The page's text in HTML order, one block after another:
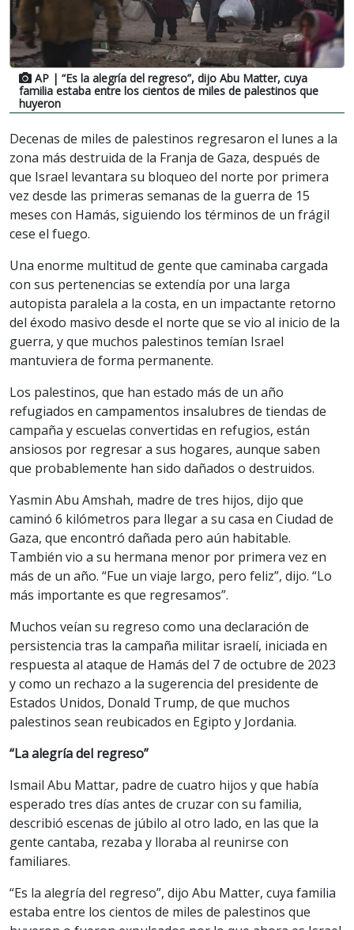
AP | “Es la alegría del regreso”, dijo Abu Matter, cuya
familia estaba entre los cientos de miles de palestinos que
huyeron
Decenas de miles de palestinos regresaron el lunes a la
zona más destruida de la Franja de Gaza, después de
que Israel levantara su bloqueo del norte por primera
vez desde las primeras semanas de la guerra de 15
meses con Hamás, siguiendo los términos de un frágil
cese el fuego.
Una enorme multitud de gente que caminaba cargada
con sus pertenencias se extendía por una larga
autopista paralela a la costa, en un impactante retorno
del éxodo masivo desde el norte que se vio al inicio de la
guerra, y que muchos palestinos temían Israel
mantuviera de forma permanente.
Los palestinos, que han estado más de un año
refugiados en campamentos insalubres de tiendas de
campaña y escuelas convertidas en refugios, están
ansiosos por regresar a sus hogares, aunque saben
que probablemente han sido dañados o destruidos.
Yasmin Abu Amshah, madre de tres hijos, dijo que
caminó 6 kilómetros para llegar a su casa en Ciudad de
Gaza, que encontró dañada pero aún habitable.
También vio a su hermana menor por primera vez en
más de un año. “Fue un viaje largo, pero feliz”, dijo. “Lo
más importante es que regresamos”.
Muchos veían su regreso como una declaración de
persistencia tras la campaña militar israelí, iniciada en
respuesta al ataque de Hamás del 7 de octubre de 2023
y como un rechazo a la sugerencia del presidente de
Estados Unidos, Donald Trump, de que muchos
palestinos sean reubicados en Egipto y Jordania.
“La alegría del regreso”
Ismail Abu Mattar, padre de cuatro hijos y que había
esperado tres días antes de cruzar con su familia,
describió escenas de júbilo al otro lado, en las que la
gente cantaba, rezaba y lloraba al reunirse con
familiares.
“Es la alegría del regreso”, dijo Abu Matter, cuya familia
estaba entre los cientos de miles de palestinos que